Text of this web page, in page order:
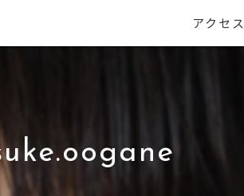
アクセス